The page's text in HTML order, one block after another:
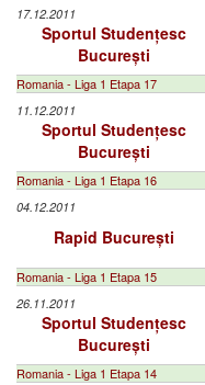
17.12.2011
Sportul Studențesc
București
Romania - Liga 1 Etapa 17
11.12.2011
Sportul Studențesc
București
Romania - Liga 1 Etapa 16
04.12.2011
Rapid București
Romania - Liga 1 Etapa 15
26.11.2011
Sportul Studențesc
București
Romania - Liga 1 Etapa 14